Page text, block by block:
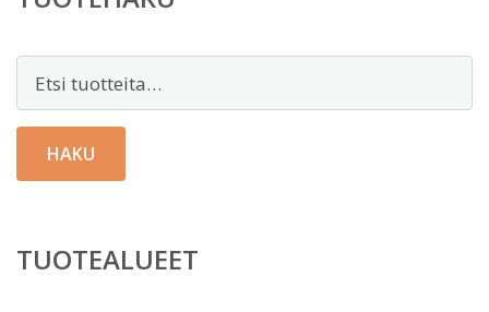
HAKU
TUOTEALUEET